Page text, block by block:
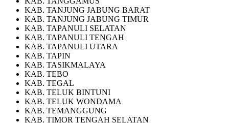
KAB. TANJUNG JABUNG BARAT
KAB. TANJUNG JABUNG TIMUR
KAB. TAPANULI SELATAN
KAB. TAPANULI TENGAH
KAB. TAPANULI UTARA
KAB. TAPIN
KAB. TASIKMALAYA
KAB. TEBO
KAB. TEGAL
KAB. TELUK BINTUNI
KAB. TELUK WONDAMA
KAB. TEMANGGUNG
KAB. TIMOR TENGAH SELATAN